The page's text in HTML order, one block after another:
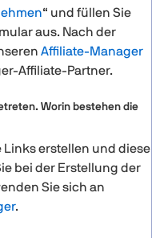
“ und füllen Sie
aus. Nach der
Affiliate-Manager
Affiliate-Partner.
Worin bestehen die
Links erstellen und diese
bei der Erstellung der
Sie sich an
.